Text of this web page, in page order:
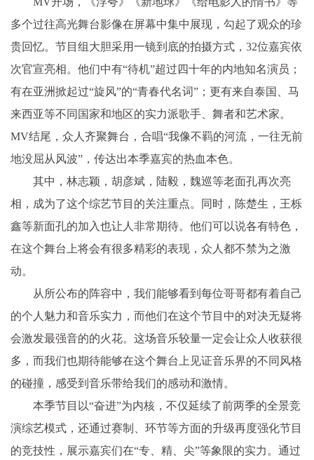
多个过往高光舞台影像在屏幕中集中展现，勾起了观众的珍
贵回忆。节目组大胆采用一镜到底的拍摄方式，32位嘉宾依
次官宣亮相。他们中有“待机”超过四十年的内地知名演员；
有在亚洲掀起过“旋风”的“青春代名词”；更有来自泰国、马
来西亚等不同国家和地区的实力派歌手、舞者和艺术家。
MV结尾，众人齐聚舞台，合唱“我像不羁的河流，一往无前
地没屈从风波”，传达出本季嘉宾的热血本色。
其中，林志颖，胡彦斌，陆毅，魏巡等老面孔再次亮
相，成为了这个综艺节目的关注重点。同时，陈楚生，王栎
鑫等新面孔的加入也让人非常期待。他们可以说各有特色，
在这个舞台上将会有很多精彩的表现，众人都不禁为之激
动。
从所公布的阵容中，我们能够看到每位哥哥都有着自己
的个人魅力和音乐实力，而他们在这个节目中的对决无疑将
会激发最强音的的火花。这场音乐较量一定会让众人收获很
多，而我们也期待能够在这个舞台上见证音乐界的不同风格
的碰撞，感受到音乐带给我们的感动和激情。
本季节目以“奋进”为内核，不仅延续了前两季的全景竞
演综艺模式，还通过赛制、环节等方面的升级再度强化节目
的竞技性，展示嘉宾们在“专、精、尖”等象限的实力。通过